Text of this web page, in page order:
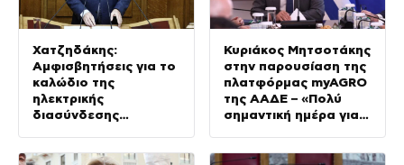
Χατζηδάκης:
Αμφισβητήσεις για το
καλώδιο της
ηλεκτρικής
διασύνδεσης
Κυριάκος Μητσοτάκης
στην παρουσίαση της
πλατφόρμας myAGRO
της ΑΑΔΕ – «Πολύ
σημαντική ημέρα για